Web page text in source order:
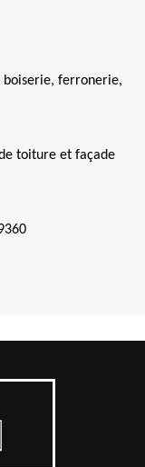
ferronerie,
toiture et façade